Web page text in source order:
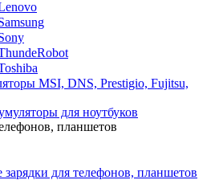
MSI, DNS, Prestigio, Fujitsu,
для ноутбуков
планшетов
для телефонов, планшетов